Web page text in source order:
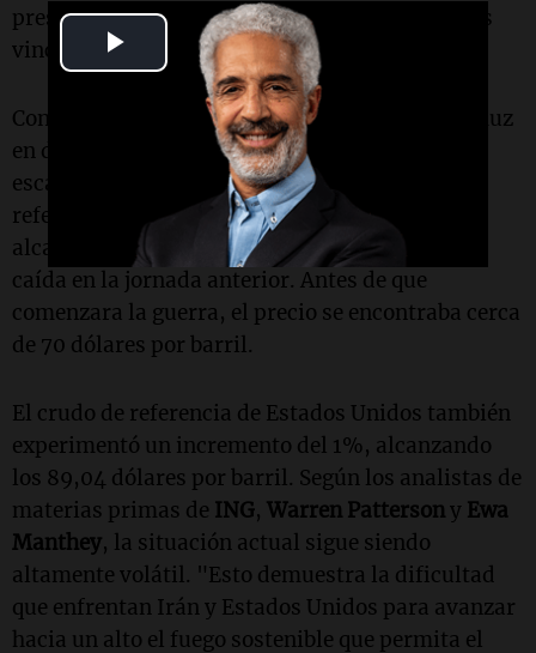
Play
Video
presiones debido a ventas masivas en empresas
vinculadas al auge de la inteligencia artificial.
Con la posibilidad de reabrir el estrecho de Ormuz
en duda, los precios del petróleo comenzaron a
escalar nuevamente. El crudo Brent, que es el
referente internacional, subió un 0,9% hasta
alcanzar los 92,30 dólares por barril, tras una
caída en la jornada anterior. Antes de que
comenzara la guerra, el precio se encontraba cerca
de 70 dólares por barril.
El crudo de referencia de Estados Unidos también
experimentó un incremento del 1%, alcanzando
los 89,04 dólares por barril. Según los analistas de
materias primas de ING, Warren Pattersony Ewa
Manthey, la situación actual sigue siendo
altamente volátil. "Esto demuestra la dificultad
que enfrentan Irán y Estados Unidos para avanzar
hacia un alto el fuego sostenible que permita el